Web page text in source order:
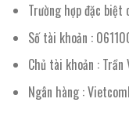
Trường hợp đặc biệt
Số tài khoản :
Chủ tài khoản : Trần
Ngân hàng :